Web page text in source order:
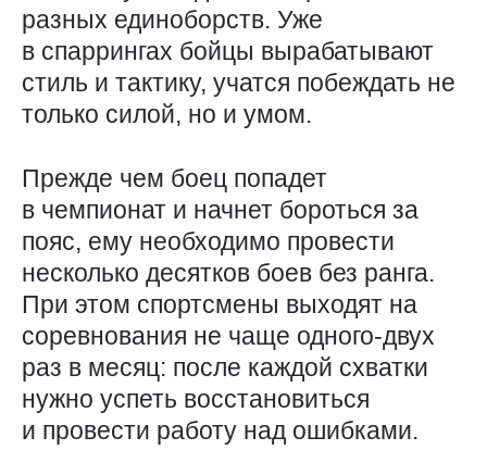
разных единоборств. Уже
в спаррингах бойцы вырабатывают
стиль и тактику, учатся побеждать не
только силой, но и умом.
Прежде чем боец попадет
в чемпионат и начнет бороться за
пояс, ему необходимо провести
несколько десятков боев без ранга.
При этом спортсмены выходят на
соревнования не чаще одного-двух
раз в месяц: ​после каждой схватки
нужно успеть восстановиться
и провести работу над ошибками.